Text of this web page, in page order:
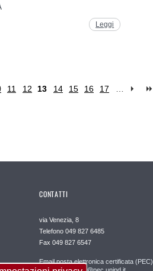
Leggi
11 12 13 14 15 16 17
CONTATTI
via Venezia, 8
Telefono 049 827 6485
Fax 049 827 6547
Email posta elettronica certificata (PEC)